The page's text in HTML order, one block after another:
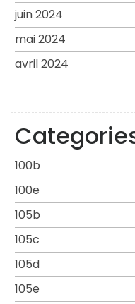
juin 2024
mai 2024
avril 2024
100b
100e
105b
105c
105d
105e